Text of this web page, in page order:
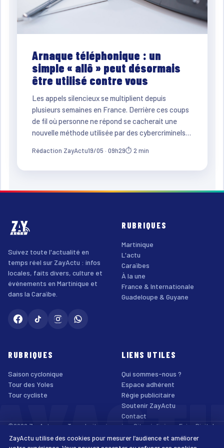
Arnaque téléphonique : un
simple « allô » peut désormais
être utilisé contre vous
Les appels silencieux se multiplient depuis
plusieurs semaines en France. Derrière ces coups
de fil où personne ne répond se cacherait une
nouvelle méthode utilisée par des cybercriminels…
Rédaction ZayActu19/05 · 09h29⏱ 2 min
Suivez toute l'actualité en
temps réel sur ZayActu : infos
locales, faits divers, culture et
événements en Martinique et
dans la Caraïbe.
RUBRIQUES
Martinique
L'actu
Caraïbes
À la une
France & Internationale
Guadeloupe & Guyane
RUBRIQUES
Saison cyclonique
Tour des Yoles
Tour cycliste
LIENS UTILES
Qui sommes-nous ?
Espace adhérent
Régie publicitaire
Soutenir ZayActu
Contact
©2026 ZayActu.org. Tous droits réservés. · Site réalisé par Enjoy Digital
Agency
Mentions légales
Confidentialité Cookies Accessibilité
ZayActu utilise des cookies pour mesurer l’audience et améliorer